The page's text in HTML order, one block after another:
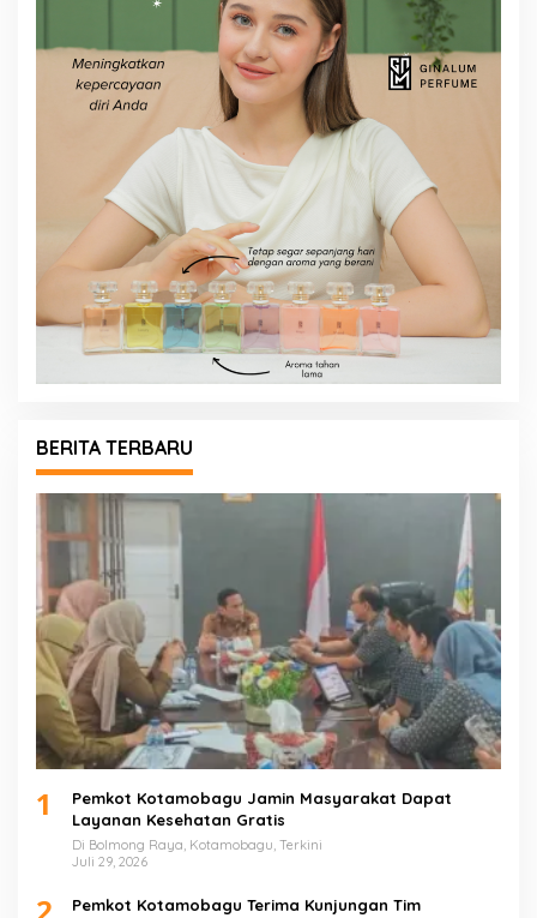
BERITA TERBARU
1
Pemkot Kotamobagu Jamin Masyarakat Dapat
Layanan Kesehatan Gratis
Di Bolmong Raya, Kotamobagu, Terkini
Juli 29, 2026
Pemkot Kotamobagu Terima Kunjungan Tim